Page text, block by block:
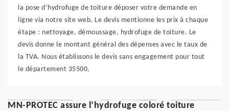
la pose d’hydrofuge de toiture déposer votre demande en
ligne via notre site web. Le devis mentionne les prix à chaque
étape : nettoyage, démoussage, hydrofuge de toiture. Le
devis donne le montant général des dépenses avec le taux de
la TVA. Nous établissons le devis sans engagement pour tout
le département 35500.
MN-PROTEC assure l’hydrofuge coloré toiture